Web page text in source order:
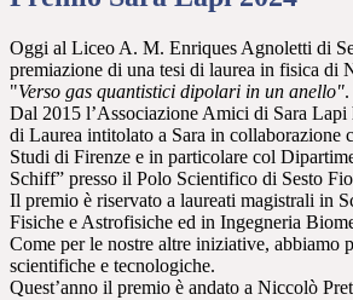
Oggi al Liceo A. M. Enriques Agnoletti di
premiazione di una tesi di laurea in fisica di
"Verso gas quantistici dipolari in un anello".
Dal 2015 l’Associazione Amici di Sara
di Laurea intitolato a Sara in collaborazione
Studi di Firenze e in particolare col
Schiff” presso il Polo Scientifico di Sesto
Il premio è riservato a laureati magistrali in
Fisiche e Astrofisiche ed in Ingegneria
Come per le nostre altre iniziative, abbiamo
scientifiche e tecnologiche.
Quest’anno il premio è andato a Niccolò